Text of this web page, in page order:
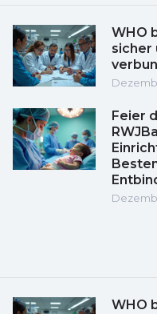
WHO
sicher
Feier
WHO